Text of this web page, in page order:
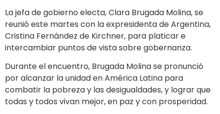
La jefa de gobierno electa, Clara Brugada Molina, se
reunió este martes con la expresidenta de Argentina,
Cristina Fernández de Kirchner, para platicar e
intercambiar puntos de vista sobre gobernanza.
Durante el encuentro, Brugada Molina se pronunció
por alcanzar la unidad en América Latina para
combatir la pobreza y las desigualdades, y lograr que
todas y todos vivan mejor, en paz y con prosperidad.